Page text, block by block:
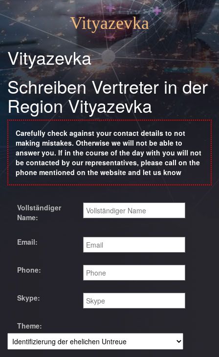
Vityazevka
Vityazevka
Schreiben Vertreter in der
Region Vityazevka
Carefully check against your contact details to not
making mistakes. Otherwise we will not be able to
answer you. If in the course of the day with you will not
be contacted by our representatives, please call on the
phone mentioned on the website and let us know
Vollständiger
Name:
Email:
Phone:
Skype:
Theme: